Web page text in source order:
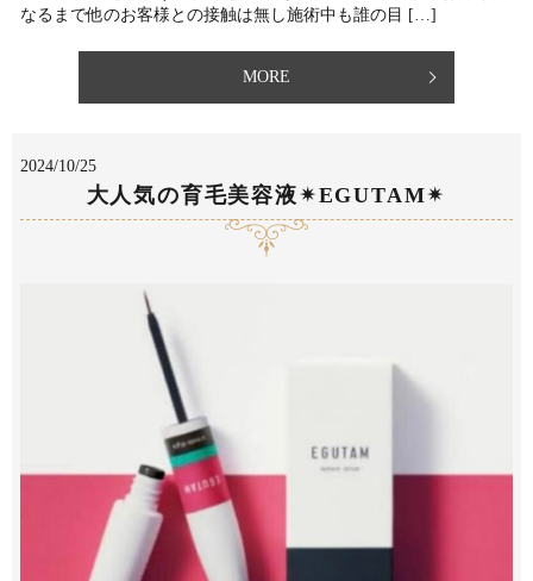
なるまで他のお客様との接触は無し⁡施術中も誰の目 […]
MORE
2024/10/25
大人気の育毛美容液✴︎EGUTAM✴︎